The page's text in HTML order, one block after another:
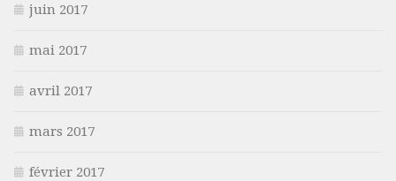
juin 2017
mai 2017
avril 2017
mars 2017
février 2017